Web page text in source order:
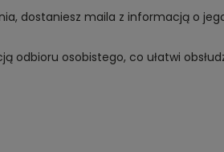
dostaniesz maila z informacją o
odbioru osobistego, co ułatwi